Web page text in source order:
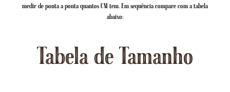
medir de ponta a ponta quantos CM tem. Em sequência compare com a tabela
abaixo:
Tabela de Tamanho